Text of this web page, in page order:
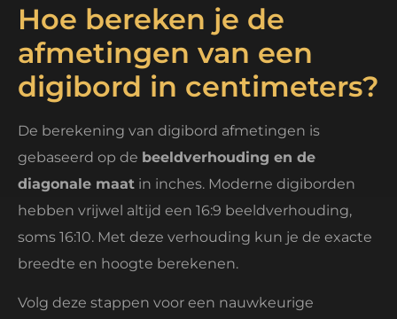
Hoe bereken je de
afmetingen van een
digibord in centimeters?
De berekening van digibord afmetingen is
gebaseerd op de beeldverhouding en de
diagonale maat in inches. Moderne digiborden
hebben vrijwel altijd een 16:9 beeldverhouding,
soms 16:10. Met deze verhouding kun je de exacte
breedte en hoogte berekenen.
Volg deze stappen voor een nauwkeurige